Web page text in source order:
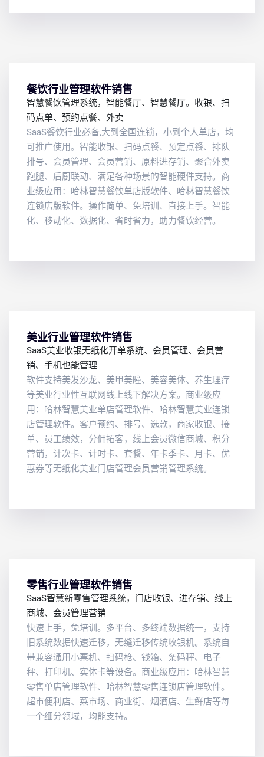
餐饮行业管理软件销售
智慧餐饮管理系统，智能餐厅、智慧餐厅。收银、扫
码点单、预约点餐、外卖
SaaS餐饮行业必备,大到全国连锁，小到个人单店，均
可推广使用。智能收银、扫码点餐、预定点餐、排队
排号、会员管理、会员营销、原料进存销、聚合外卖
跑腿、后厨联动、满足各种场景的智能硬件支持。商
业级应用：哈林智慧餐饮单店版软件、哈林智慧餐饮
连锁店版软件。操作简单、免培训、直接上手。智能
化、移动化、数据化、省时省力，助力餐饮经营。
美业行业管理软件销售
SaaS美业收银无纸化开单系统、会员管理、会员营
销、手机也能管理
软件支持美发沙龙、美甲美瞳、美容美体、养生理疗
等美业行业性互联网线上线下解决方案。商业级应
用：哈林智慧美业单店管理软件、哈林智慧美业连锁
店管理软件。客户预约、排号、选款，商家收银、接
单、员工绩效，分佣拓客，线上会员微信商城、积分
营销，计次卡、计时卡、套餐、年卡季卡、月卡、优
惠券等无纸化美业门店管理会员营销管理系统。
零售行业管理软件销售
SaaS智慧新零售管理系统，门店收银、进存销、线上
商城、会员管理营销
快速上手，免培训。多平台、多终端数据统一，支持
旧系统数据快速迁移，无缝迁移传统收银机。系统自
带兼容通用小票机、扫码枪、钱箱、条码秤、电子
秤、打印机、实体卡等设备。商业级应用：哈林智慧
零售单店管理软件、哈林智慧零售连锁店管理软件。
超市便利店、菜市场、商业街、烟酒店、生鲜店等每
一个细分领域，均能支持。